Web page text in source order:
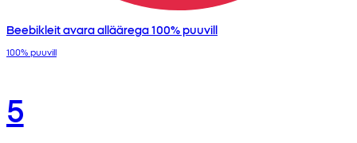
Beebikleit avara alläärega 100% puuvill
100% puuvill
5